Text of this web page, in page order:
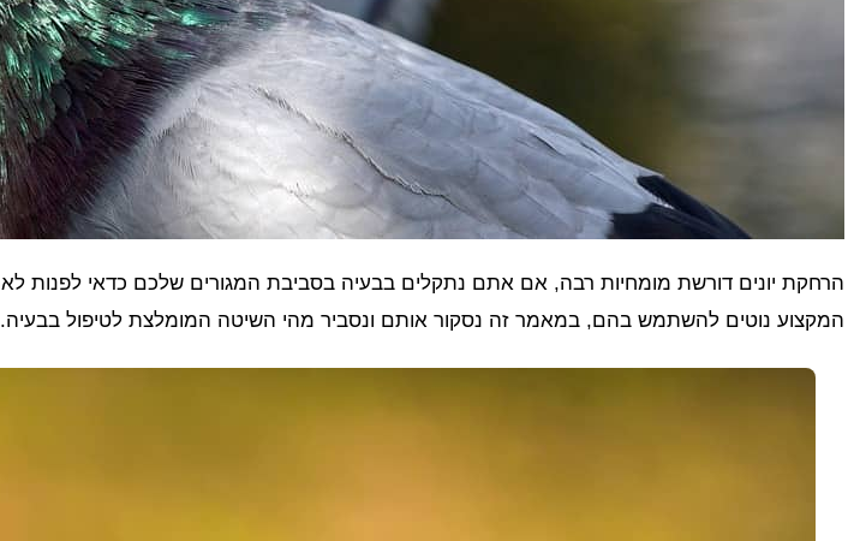
המקצוע נוטים להשתמש בהם, במאמר זה נסקור אותם ונסביר מהי השיטה המומלצת לטיפול בבעיה.